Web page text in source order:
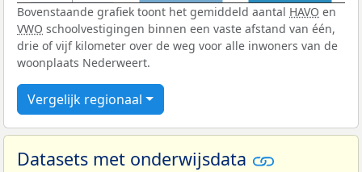
Bovenstaande grafiek toont het gemiddeld aantal HAVO en
VWO schoolvestigingen binnen een vaste afstand van één,
drie of vijf kilometer over de weg voor alle inwoners van de
woonplaats Nederweert.
Vergelijk regionaal
Datasets met onderwijsdata